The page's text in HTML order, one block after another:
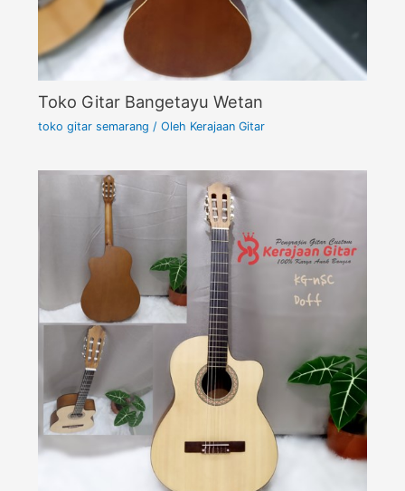
Toko Gitar Bangetayu Wetan
toko gitar semarang / Oleh Kerajaan Gitar